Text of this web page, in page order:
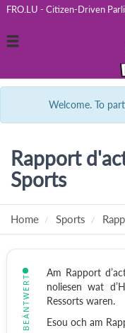
FRO.LU - Citizen-Driven
Toggle
Welcome. To
Rapport
Sports
Home Sports
BEÄNTWERT
Am Rapport
noliesen wat
Ressorts waren.
Esou och am